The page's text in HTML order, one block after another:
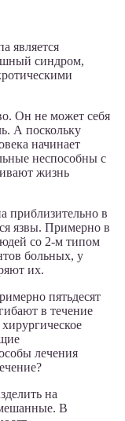
является
синдром,
Он не может себя
А поскольку
начинает
неспособны с
жизнь
приблизительно в
язвы. Примерно в
со 2-м типом
больных, у
их.
пятьдесят
в течение
лечения
на
В